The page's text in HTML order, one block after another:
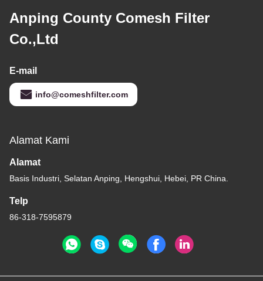
Anping County Comesh Filter
Co.,Ltd
E-mail
info@comeshfilter.com
Alamat Kami
Alamat
Basis Industri, Selatan Anping, Hengshui, Hebei, PR China.
Telp
86-318-7595879